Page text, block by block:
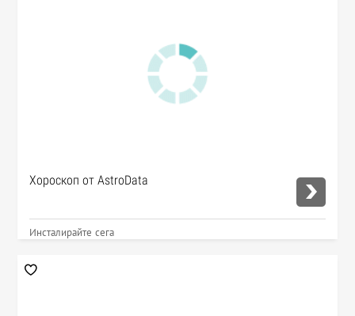
Хороскоп от AstroData
Инсталирайте сега